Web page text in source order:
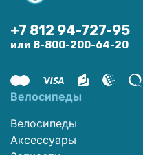
+7 812 94-727-95
или 8-800-200-64-20
Велосипеды
Велосипеды
Аксессуары